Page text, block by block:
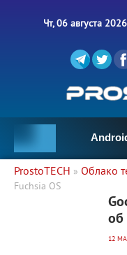
Чт, 06 августа 2026
ProstoTECH » Облако
Fuchsia OS
4 728
об
12